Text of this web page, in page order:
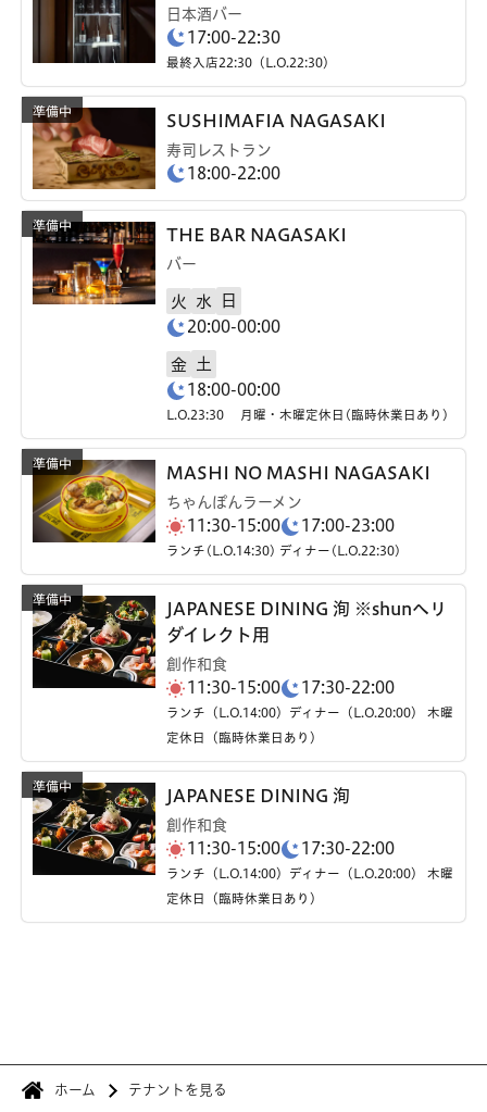
日本酒バー
17:00-22:30
最終入店22:30（L.O.22:30）
SUSHIMAFIA NAGASAKI
寿司レストラン
18:00-22:00
THE BAR NAGASAKI
バー
火 水
日
20:00-00:00
金
土
18:00-00:00
L.O.23:30 月曜・木曜定休日(臨時休業日あり)
MASHI NO MASHI NAGASAKI
ちゃんぽんラーメン
11:30-15:00 17:00-23:00
ランチ(L.O.14:30) ディナー(L.O.22:30)
JAPANESE DINING 洵 ※shunへリ
ダイレクト用
創作和食
11:30-15:00 17:30-22:00
ランチ（L.O.14:00）ディナー（L.O.20:00） 木曜
定休日（臨時休業日あり）
JAPANESE DINING 洵
創作和食
11:30-15:00 17:30-22:00
ランチ（L.O.14:00）ディナー（L.O.20:00） 木曜
定休日（臨時休業日あり）
ホーム テナントを見る